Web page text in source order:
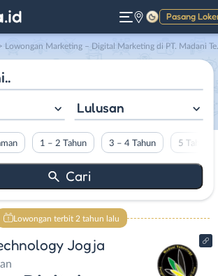
Pasang
Gelap
Lowongan Marketing – Digital Marketing di PT. Madani Technology Jogja
Lulusan
1 – 2 Tahun 3 – 4 Tahun 5 Tahun
Lowongan terbit 2 tahun lalu
Jogja